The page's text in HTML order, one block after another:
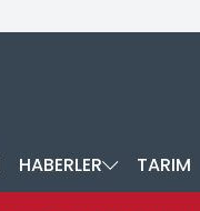
HABERLER TARIM